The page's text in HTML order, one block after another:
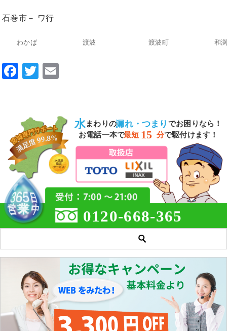
石巻市－ ワ行
わかば 渡波 渡波町 和
F
e
b
o
o
k
T
er
l
0120-668-365
水まわりの漏れ・つまり でお困りなら！
お電話一本で最短 分で駆付けます！
15